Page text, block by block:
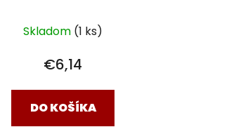
Skladom (1 ks)
€6,14
DO KOŠÍKA